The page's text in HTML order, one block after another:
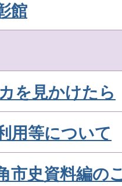
館
を見かけたら
用等について
市史資料編の